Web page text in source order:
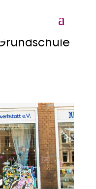
workshops